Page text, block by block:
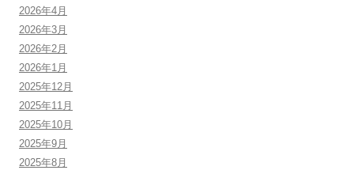
2026年4月
2026年3月
2026年2月
2026年1月
2025年12月
2025年11月
2025年10月
2025年9月
2025年8月